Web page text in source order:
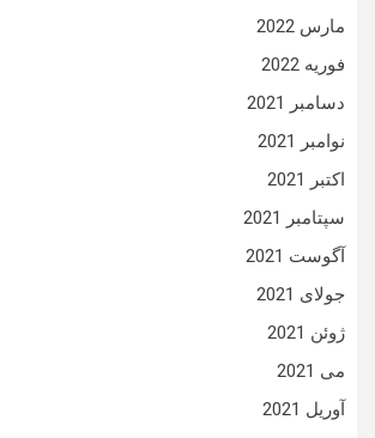
مارس 2022
فوریه 2022
دسامبر 2021
نوامبر 2021
اکتبر 2021
سپتامبر 2021
آگوست 2021
جولای 2021
ژوئن 2021
می 2021
آوریل 2021